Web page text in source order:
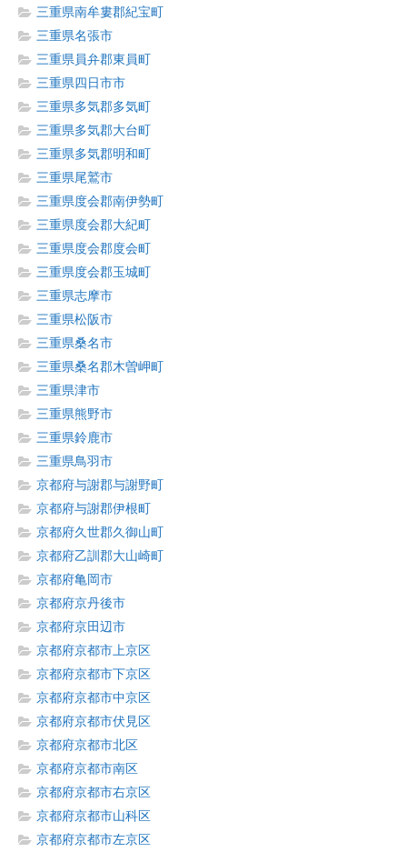
三重県南牟婁郡紀宝町
三重県名張市
三重県員弁郡東員町
三重県四日市市
三重県多気郡多気町
三重県多気郡大台町
三重県多気郡明和町
三重県尾鷲市
三重県度会郡南伊勢町
三重県度会郡大紀町
三重県度会郡度会町
三重県度会郡玉城町
三重県志摩市
三重県松阪市
三重県桑名市
三重県桑名郡木曽岬町
三重県津市
三重県熊野市
三重県鈴鹿市
三重県鳥羽市
京都府与謝郡与謝野町
京都府与謝郡伊根町
京都府久世郡久御山町
京都府乙訓郡大山崎町
京都府亀岡市
京都府京丹後市
京都府京田辺市
京都府京都市上京区
京都府京都市下京区
京都府京都市中京区
京都府京都市伏見区
京都府京都市北区
京都府京都市南区
京都府京都市右京区
京都府京都市山科区
京都府京都市左京区